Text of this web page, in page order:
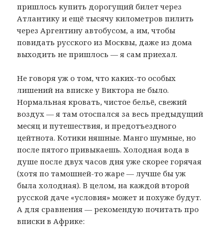
пришлось купить дорогущий билет через
Атлантику и ещё тысячу километров пилить
через Аргентину автобусом, а им, чтобы
повидать русского из Москвы, даже из дома
выходить не пришлось — я сам приехал.
Не говоря уж о том, что каких-то особых
лишений на вписке у Виктора не было.
Нормальная кровать, чистое бельё, свежий
воздух — я там отоспался за весь предыдущий
месяц и путешествия, и предотъездного
цейтнота. Котики няшные. Манго шумные, но
после пятого привыкаешь. Холодная вода в
душе после двух часов дня уже скорее горячая
(хотя по тамошней-то жаре — лучше бы уж
была холодная). В целом, на каждой второй
русской даче «условия» может и похуже будут.
А для сравнения — рекомендую почитать про
вписки в Африке: